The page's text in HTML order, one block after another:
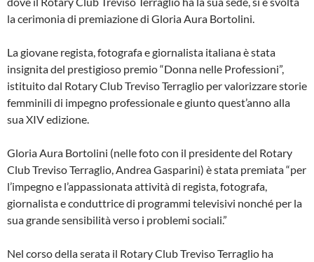
la cerimonia di premiazione di Gloria Aura Bortolini.
La giovane regista, fotografa e giornalista italiana è stata
insignita del prestigioso premio “Donna nelle Professioni”,
istituito dal Rotary Club Treviso Terraglio per valorizzare storie
femminili di impegno professionale e giunto quest’anno alla
sua XIV edizione.
Gloria Aura Bortolini (nelle foto con il presidente del Rotary
Club Treviso Terraglio, Andrea Gasparini) è stata premiata “per
l’impegno e l’appassionata attività di regista, fotografa,
giornalista e conduttrice di programmi televisivi nonché per la
sua grande sensibilità verso i problemi sociali.”
Nel corso della serata il Rotary Club Treviso Terraglio ha